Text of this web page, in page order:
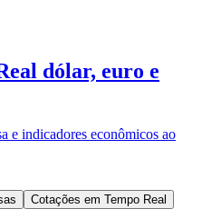
talentos
profissionais da região.